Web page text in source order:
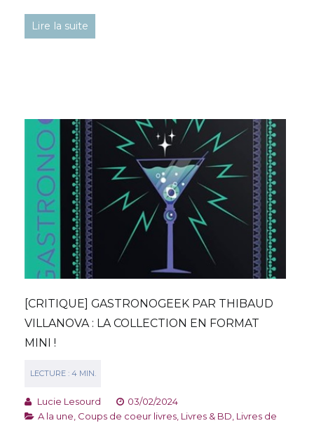
Lire la suite
[CRITIQUE] GASTRONOGEEK PAR THIBAUD
VILLANOVA : LA COLLECTION EN FORMAT
MINI !
Lucie Lesourd
03/02/2024
A la une Coups de coeur livres Livres & BD Livres de